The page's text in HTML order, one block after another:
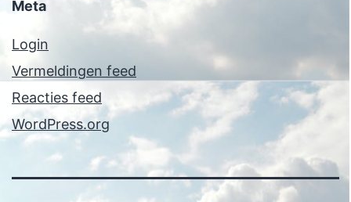
Meta
Login
Vermeldingen feed
Reacties feed
WordPress.org